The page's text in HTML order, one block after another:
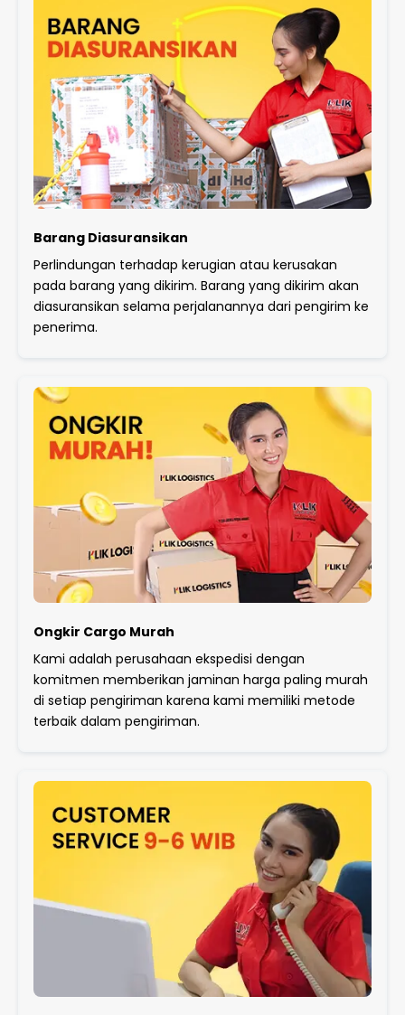
Barang Diasuransikan
Perlindungan terhadap kerugian atau kerusakan
pada barang yang dikirim. Barang yang dikirim akan
diasuransikan selama perjalanannya dari pengirim ke
penerima.
Ongkir Cargo Murah
Kami adalah perusahaan ekspedisi dengan
komitmen memberikan jaminan harga paling murah
di setiap pengiriman karena kami memiliki metode
terbaik dalam pengiriman.